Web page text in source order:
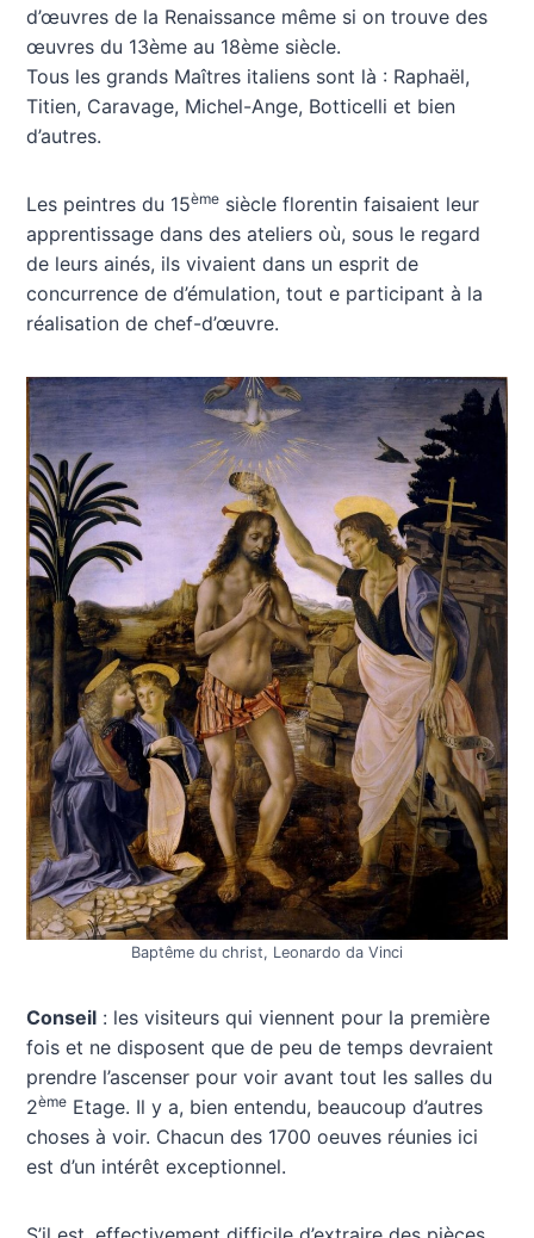
d’œuvres de la Renaissance même si on trouve des
œuvres du 13ème au 18ème siècle.
Tous les grands Maîtres italiens sont là : Raphaël,
Titien, Caravage, Michel-Ange, Botticelli et bien
d’autres.
Les peintres du 15èmesiècle florentin faisaient leur
apprentissage dans des ateliers où, sous le regard
de leurs ainés, ils vivaient dans un esprit de
concurrence de d’émulation, tout e participant à la
réalisation de chef-d’œuvre.
Baptême du christ, Leonardo da Vinci
Conseil: les visiteurs qui viennent pour la première
fois et ne disposent que de peu de temps devraient
prendre l’ascenser pour voir avant tout les salles du
2èmeEtage. Il y a, bien entendu, beaucoup d’autres
choses à voir. Chacun des 1700 oeuves réunies ici
est d’un intérêt exceptionnel.